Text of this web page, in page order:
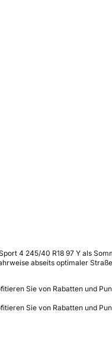
4 245/40 R18 97 Y als
abseits optimaler
Sie von Rabatten und
Sie von Rabatten und